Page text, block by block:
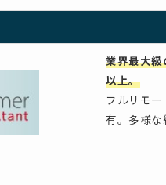
業界最大
以上。
フルリモ
有。多様